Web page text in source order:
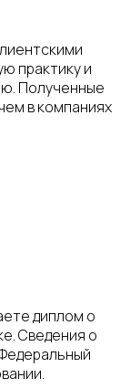
практику и
Полученные
в компаниях
диплом о
Сведения о